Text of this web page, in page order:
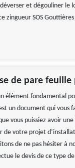
et dégouliner le
zingueur SOS
de pare
élément fondamental
un document qui
vous puissiez avoir
de votre projet
de ne pas hésiter à
le devis de ce type